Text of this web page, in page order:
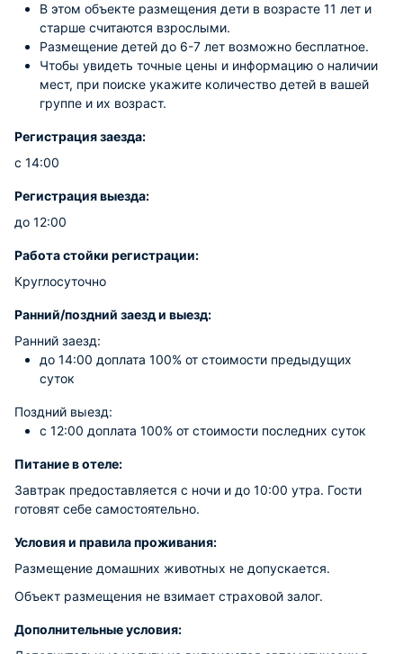
В этом объекте размещения дети в возрасте 11 лет и
старше считаются взрослыми.
Размещение детей до 6-7 лет возможно бесплатное.
Чтобы увидеть точные цены и информацию о наличии
мест, при поиске укажите количество детей в вашей
группе и их возраст.
Регистрация заезда:
с 14:00
Регистрация выезда:
до 12:00
Работа стойки регистрации:
Круглосуточно
Ранний/поздний заезд и выезд:
Ранний заезд:
до 14:00 доплата 100% от стоимости предыдущих
суток
Поздний выезд:
c 12:00 доплата 100% от стоимости последних суток
Питание в отеле:
Завтрак предоставляется с ночи и до 10:00 утра. Гости
готовят себе самостоятельно.
Условия и правила проживания:
Размещение домашних животных не допускается.
Объект размещения не взимает страховой залог.
Дополнительные условия: